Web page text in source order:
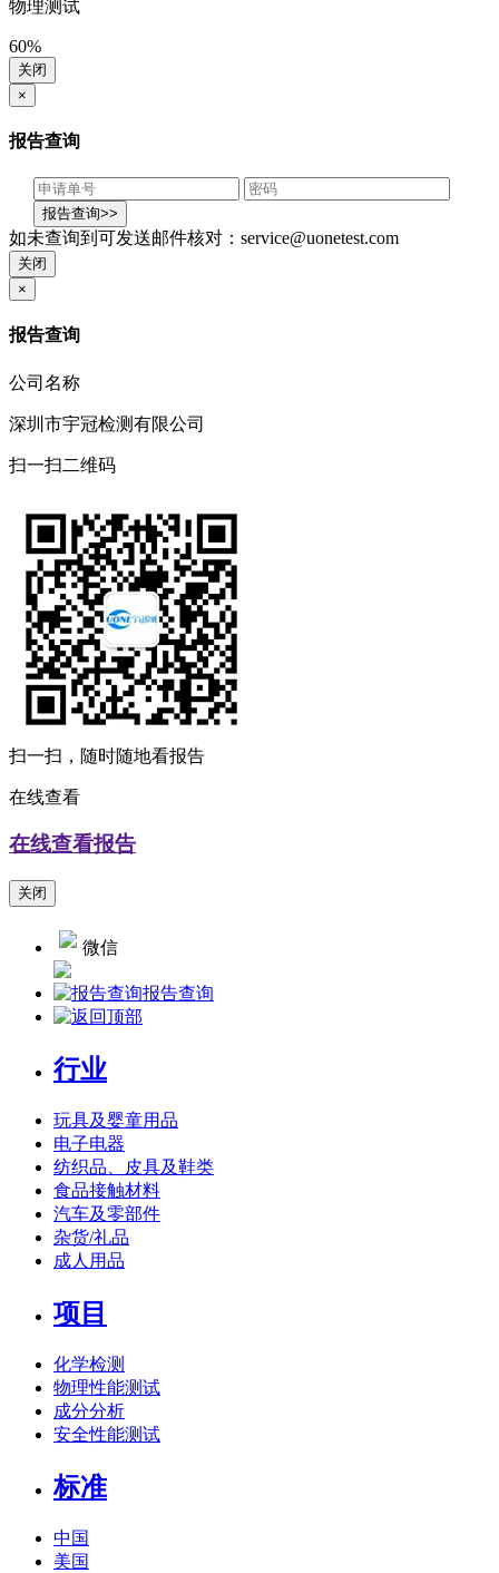
物理测试
60%
关闭
×
报告查询
如未查询到可发送邮件核对：service@uonetest.com
关闭
×
报告查询
公司名称
深圳市宇冠检测有限公司
扫一扫二维码
扫一扫，随时随地看报告
在线查看
在线查看报告
关闭
微信
报告查询
行业
玩具及婴童用品
电子电器
纺织品、皮具及鞋类
食品接触材料
汽车及零部件
杂货/礼品
成人用品
项目
化学检测
物理性能测试
成分分析
安全性能测试
标准
中国
美国